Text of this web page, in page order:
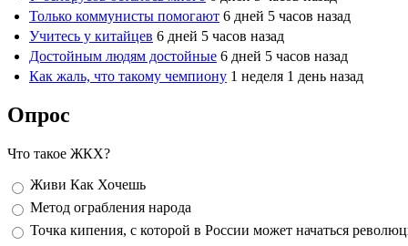
Только коммунисты помогают 6 дней 5 часов назад
Учитесь у китайцев 6 дней 5 часов назад
Достойным людям достойные 6 дней 5 часов назад
Как жаль, что такому чемпиону 1 неделя 1 день назад
Опрос
Что такое ЖКХ?
Варианты
Живи Как Хочешь
Метод ограбления народа
Точка кипения, с которой в России может начаться